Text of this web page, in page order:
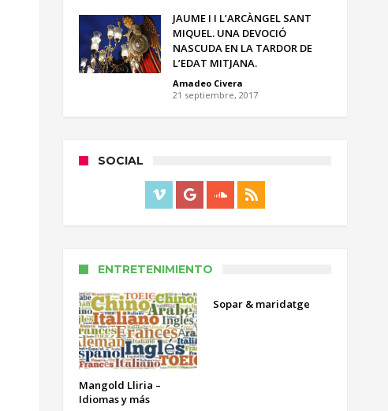
JAUME I I L’ARCÀNGEL SANT
MIQUEL. UNA DEVOCIÓ
NASCUDA EN LA TARDOR DE
L’EDAT MITJANA.
Amadeo Civera
21 septiembre, 2017
SOCIAL
ENTRETENIMIENTO
Mangold Lliria –
Idiomas y más
Sopar & maridatge